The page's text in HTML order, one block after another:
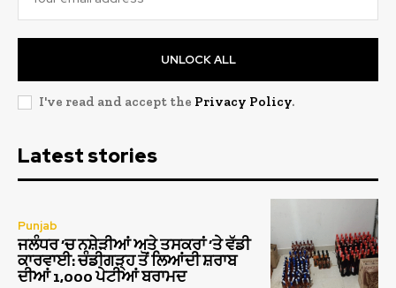
UNLOCK ALL
I've read and accept the Privacy Policy.
Latest stories
Punjab
ਜਲੰਧਰ ‘ਚ ਨਸ਼ੇੜੀਆਂ ਅਤੇ ਤਸਕਰਾਂ ‘ਤੇ ਵੱਡੀ
ਕਾਰਵਾਈ: ਚੰਡੀਗੜ੍ਹ ਤੋਂ ਲਿਆਂਦੀ ਸ਼ਰਾਬ
ਦੀਆਂ 1,000 ਪੇਟੀਆਂ ਬਰਾਮਦ